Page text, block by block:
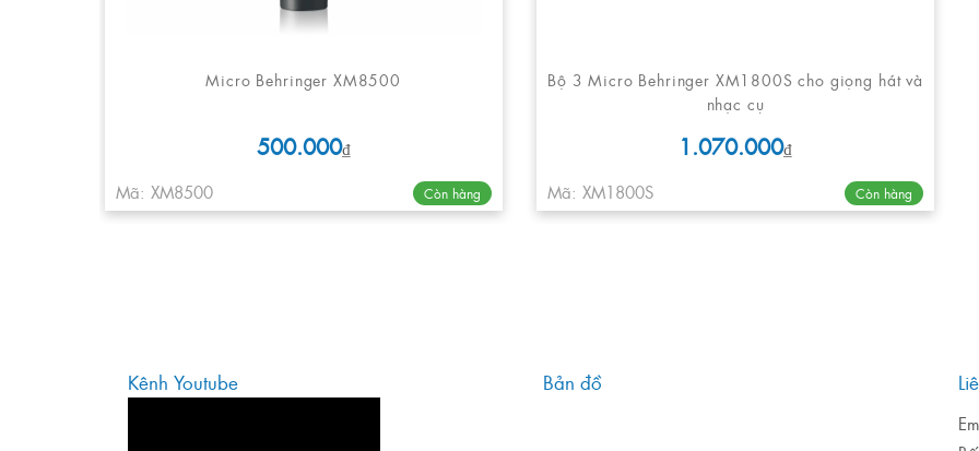
Micro Behringer XM8500
500.000₫
Mã: XM8500
Còn hàng
Bộ 3 Micro Behringer XM1800S cho giọng hát và
nhạc cụ
1.070.000₫
Mã: XM1800S
Còn hàng
Kênh Youtube Bản đồ